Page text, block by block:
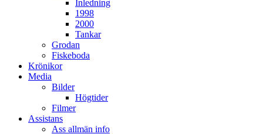
Inledning
1998
2000
Tankar
Grodan
Fiskeboda
Krönikor
Media
Bilder
Högtider
Filmer
Assistans
Ass allmän info